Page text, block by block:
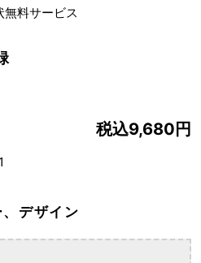
無料サービス
税込9,680円
デザイン